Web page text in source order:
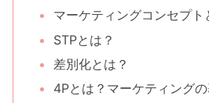
マーケティングコンセプト
STPとは？
差別化とは？
4Pとは？マーケティング